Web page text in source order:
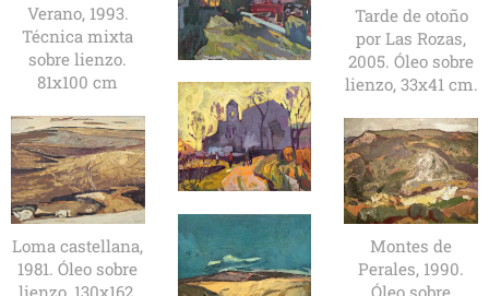
Verano, 1993.
Técnica mixta
sobre lienzo.
81x100 cm
Tarde de otoño
por Las Rozas,
2005. Óleo sobre
lienzo, 33x41 cm.
Loma castellana,
1981. Óleo sobre
Montes de
Perales, 1990.